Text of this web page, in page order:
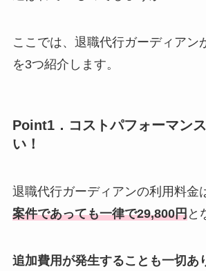
ここでは、退職代行ガーディアン
を3つ紹介します。
Point1．コストパフォーマン
い！
退職代行ガーディアンの利用料金
案件であっても一律で29,800円と
追加費用が発生することも一切あ